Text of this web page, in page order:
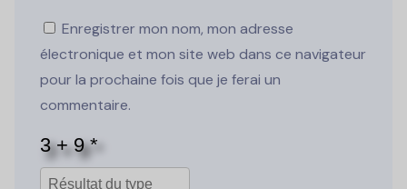
Enregistrer mon nom, mon adresse
électronique et mon site web dans ce navigateur
pour la prochaine fois que je ferai un
commentaire.